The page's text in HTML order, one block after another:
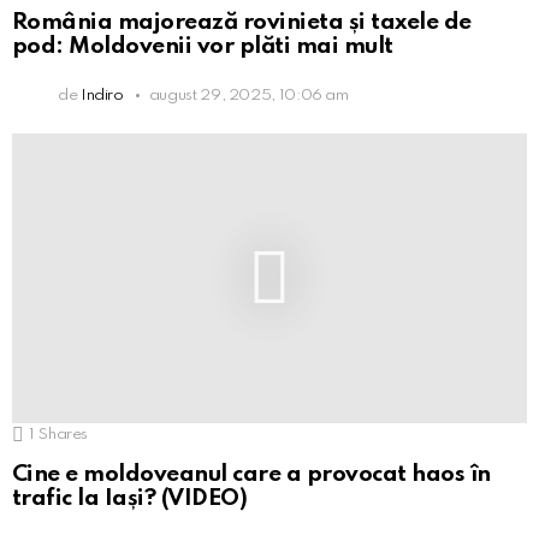
România majorează rovinieta și taxele de
pod: Moldovenii vor plăti mai mult
de Indiro august 29, 2025, 10:06 am
Shares
Cine e moldoveanul care a provocat haos în
trafic la Iași? (VIDEO)